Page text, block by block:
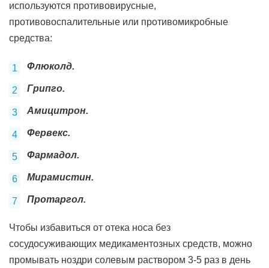
используются противовирусные,
противовоспалительные или противомикробные
средства:
Флюколд.
Грипго.
Амицитрон.
Фервекс.
Фармадол.
Мирамистин.
Протаргол.
Чтобы избавиться от отека носа без
сосудосуживающих медикаментозных средств, можно
промывать ноздри солевым раствором 3-5 раз в день